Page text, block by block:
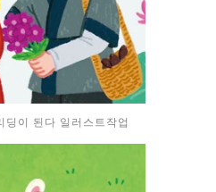
딩이 된다 일러스트작업